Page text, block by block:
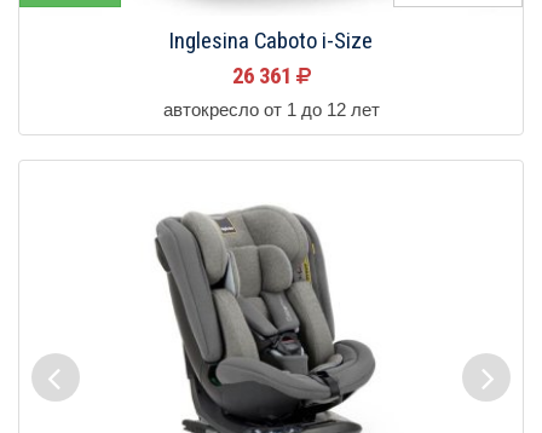
Inglesina Caboto i-Size
26 361
автокресло от 1 до 12 лет